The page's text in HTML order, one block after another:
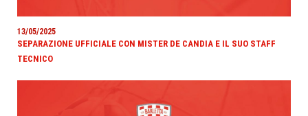
13/05/2025
SEPARAZIONE UFFICIALE CON MISTER DE CANDIA E IL SUO STAFF
TECNICO